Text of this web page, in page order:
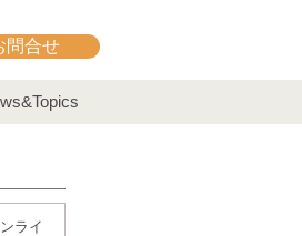
問合せ
ライ